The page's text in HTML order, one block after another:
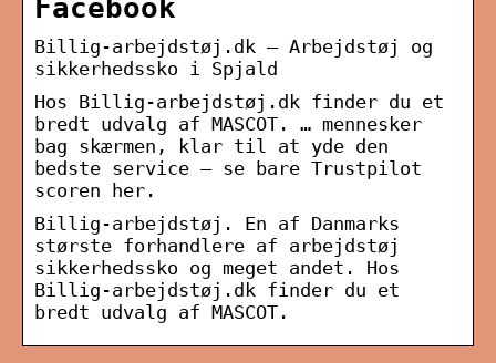
Facebook
Billig-arbejdstøj.dk – Arbejdstøj og
sikkerhedssko i Spjald
Hos Billig-arbejdstøj.dk finder du et
bredt udvalg af MASCOT. … mennesker
bag skærmen, klar til at yde den
bedste service – se bare Trustpilot
scoren her.
Billig-arbejdstøj. En af Danmarks
største forhandlere af arbejdstøj
sikkerhedssko og meget andet. Hos
Billig-arbejdstøj.dk finder du et
bredt udvalg af MASCOT.